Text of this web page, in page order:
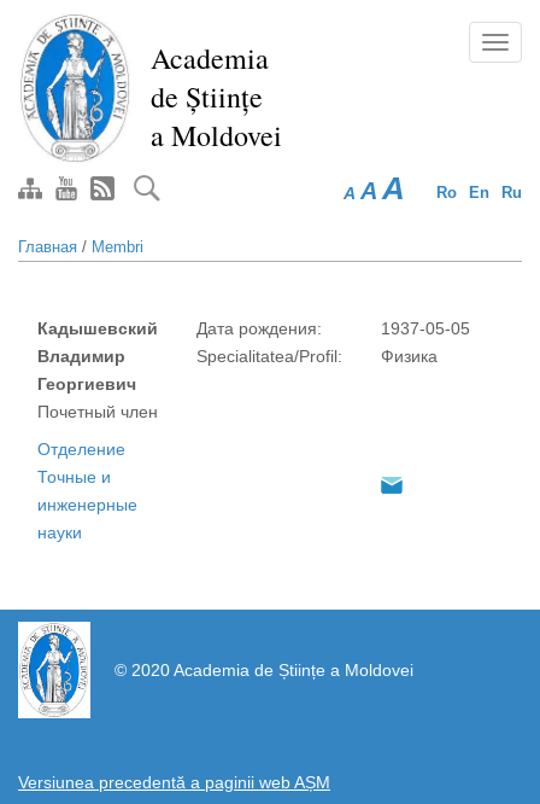
Перейти
основному
содержанию
Academia
de Științe
a Moldovei
Ro En Ru
A A A
Главная / Membri
Кадышевский
Владимир
Георгиевич
Почетный член
Дата рождения:
Specialitatea/Profil:
1937-05-05
Физика
Отделение
Точные и
инженерные
науки
© 2020 Academia de Științe a Moldovei
Versiunea precedentă a paginii web AȘM
https://propletenie.ru/